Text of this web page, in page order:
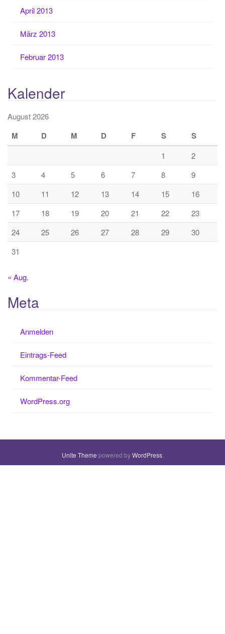
April 2013
März 2013
Februar 2013
Kalender
August 2026
M D M D F S S
1
2
3
4 5 6 7 8
9
10
11 12 13 14 15
16
17
18 19 20 21 22
23
24
25 26 27 28 29
30
31
« Aug.
Meta
Anmelden
Eintrags-Feed
Kommentar-Feed
WordPress.org
Unite Theme powered byWordPress.